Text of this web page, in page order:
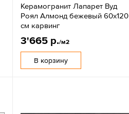
Керамогранит Лапарет Вуд
Роял Алмонд бежевый 60x120
см карвинг
3'665 р./м2
В корзину